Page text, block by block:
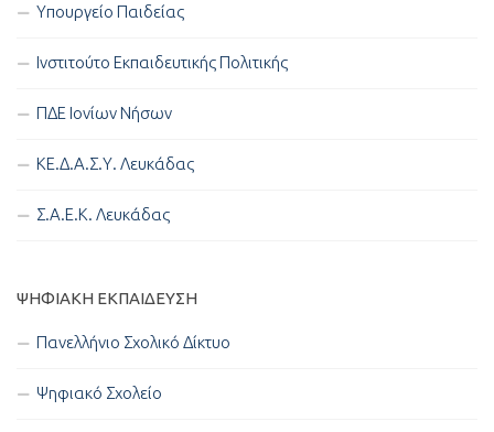
Υπουργείο Παιδείας
Ινστιτούτο Εκπαιδευτικής Πολιτικής
ΠΔΕ Ιονίων Νήσων
ΚΕ.Δ.Α.Σ.Υ. Λευκάδας
Σ.Α.Ε.Κ. Λευκάδας
ΨΗΦΙΑΚΉ ΕΚΠΑΊΔΕΥΣΗ
Πανελλήνιο Σχολικό Δίκτυο
Ψηφιακό Σχολείο